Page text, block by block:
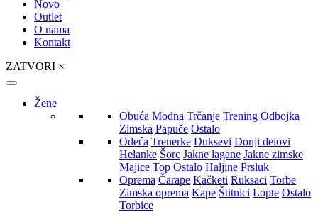
Novo
Outlet
O nama
Kontakt
ZATVORI ×
Žene
Obuća Modna Trčanje Trening Odbojka
Zimska Papuče Ostalo
Odeća Trenerke Duksevi Donji delovi
Helanke Šorc Jakne lagane Jakne zimske
Majice Top Ostalo Haljine Prsluk
Oprema Čarape Kačketi Ruksaci Torbe
Zimska oprema Kape Štitnici Lopte Ostalo
Torbice